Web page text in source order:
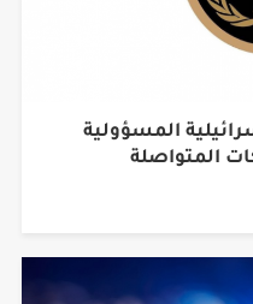
المسؤولية
المتواصلة